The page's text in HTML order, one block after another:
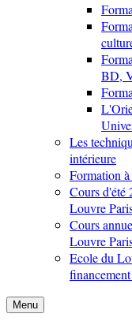
BD,
Les
intérieure
Formation
Cours d'été
Louvre
Cours
Louvre
Ecole du
Menu